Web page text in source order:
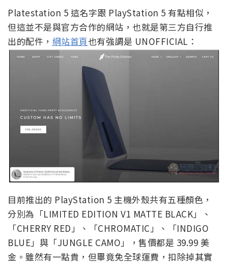
Platestation 5 這名字跟 PlayStation 5 有點相似，
但這並不是與官方合作的網站，也就是第三方自行推
出的配件， 網站首頁也有強調是 UNOFFICIAL：
目前推出的 PlayStation 5 主機外殼共有五種顏色，
分別為「LIMITED EDITION V1 MATTE BLACK」、
「CHERRY RED」、「CHROMATIC」、「INDIGO
BLUE」與「JUNGLE CAMO」，售價都是 39.99 美
金。雖然有一點貴，但畢竟免全球運費，扣除掉其實